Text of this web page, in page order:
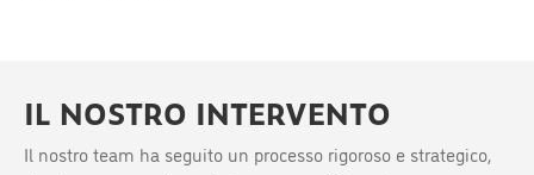
IL NOSTRO INTERVENTO
Il nostro team ha seguito un processo rigoroso e strategico,